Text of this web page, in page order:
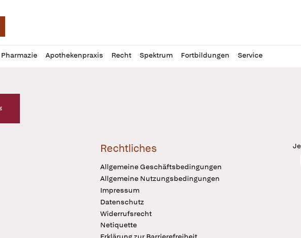
Pharmazie Apothekenpraxis Recht Spektrum Fortbildungen Service
Verlag Logo
Rechtliches
Allgemeine Geschäftsbedingungen
Allgemeine Nutzungsbedingungen
Impressum
Datenschutz
Widerrufsrecht
Netiquette